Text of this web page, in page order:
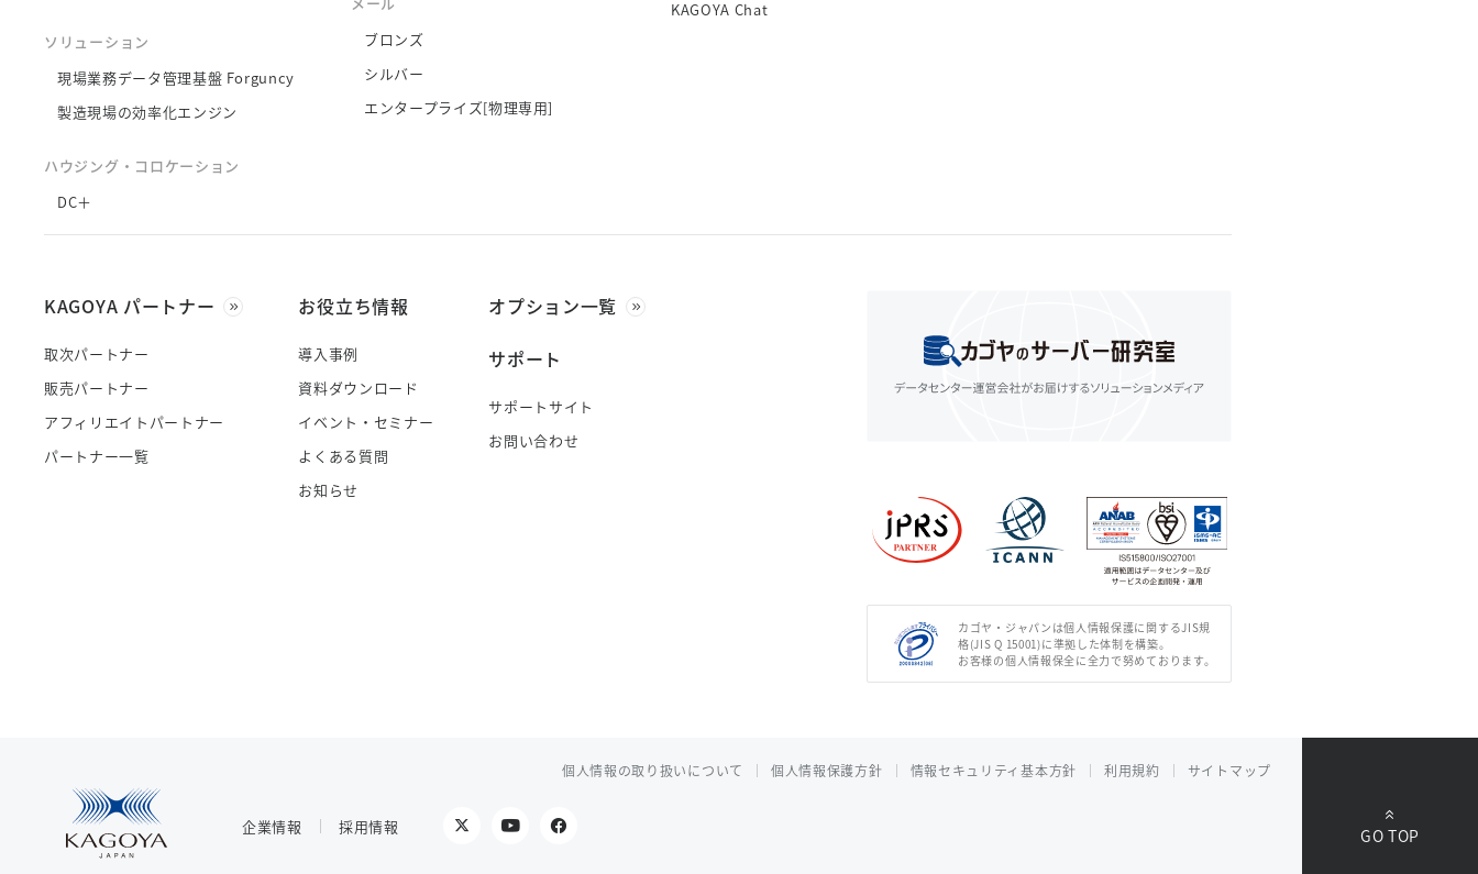
ソリューション
現場業務データ管理基盤 Forguncy
製造現場の効率化エンジン
ハウジング・コロケーション
DC＋
ブロンズ
シルバー
エンタープライズ[物理専用]
KAGOYA Chat
KAGOYA パートナー
取次パートナー
販売パートナー
アフィリエイトパートナー
パートナー一覧
お役立ち情報
導入事例
資料ダウンロード
イベント・セミナー
よくある質問
お知らせ
オプション一覧
サポート
サポートサイト
お問い合わせ
カゴヤ・ジャパンは個人情報保護に関するJIS規
格(JIS Q 15001)に準拠した体制を構築。
お客様の個人情報保全に全力で努めております。
企業情報 採用情報
個人情報の取り扱いについて 個人情報保護方針 情報セキュリティ基本方針 利用規約 サイトマップ
GO TOP